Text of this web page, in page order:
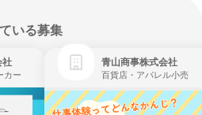
いる募集
社
カー
青山商事株式会社
百貨店・アパレル小売